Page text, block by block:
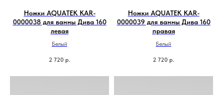
Ножки AQUATEK KAR-
0000038 для ванны Дива 160
левая
Белый
2 720 р.
Ножки AQUATEK KAR-
0000039 для ванны Дива 160
правая
Белый
2 720 р.